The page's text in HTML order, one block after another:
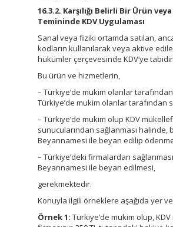
16.3.2. Karşılığı Belirli Bir Ürün
Temininde KDV Uygulaması
Sanal veya fiziki ortamda satılan,
kodların kullanılarak veya aktive
hükümler çerçevesinde KDV’ye
Bu ürün ve hizmetlerin,
– Türkiye’de mukim olanlar
Türkiye’de mukim olanlar tarafından
– Türkiye’de mukim olup KDV
sunucularından sağlanması halinde,
Beyannamesi ile beyan edilip
– Türkiye’deki firmalardan
Beyannamesi ile beyan edilmesi,
gerekmektedir.
Konuyla ilgili örneklere aşağıda yer
Örnek 1: Türkiye’de mukim olup,